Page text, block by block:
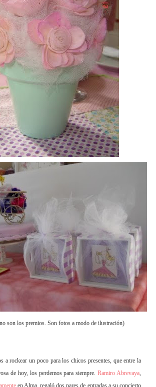
son los premios. Son fotos a modo de ilustración)
a rockear un poco para los chicos presentes, que entre la
de hoy, los perdemos para siempre.Ramiro Abrevaya,
en Alma, regaló dos pares de entradas a su concierto